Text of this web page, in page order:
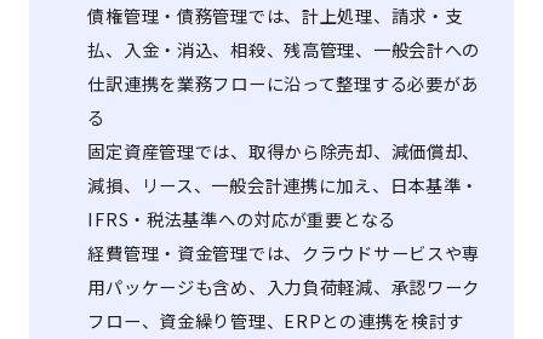
債権管理・債務管理では、計上処理、請求・支
払、入金・消込、相殺、残高管理、一般会計への
仕訳連携を業務フローに沿って整理する必要があ
る
固定資産管理では、取得から除売却、減価償却、
減損、リース、一般会計連携に加え、日本基準・
IFRS・税法基準への対応が重要となる
経費管理・資金管理では、クラウドサービスや専
用パッケージも含め、入力負荷軽減、承認ワーク
フロー、資金繰り管理、ERPとの連携を検討す